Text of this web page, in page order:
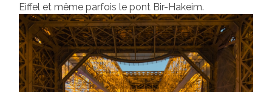
Eiffel et même parfois le pont Bir-Hakeim.